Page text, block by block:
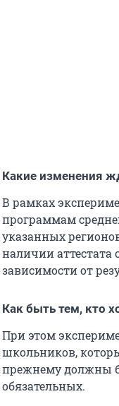
Какие изменения
В рамках
программам
указанных
наличии
зависимости от
Как быть тем, кто
При этом
школьников,
прежнему должны
обязательных.